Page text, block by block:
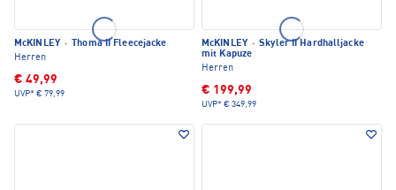
McKINLEY ·
Thoma II Fleecejacke
Herren
€ 49,99
UVP* € 79,99
McKINLEY · Skyler II Hardhalljacke
mit Kapuze
Herren
€ 199,99
UVP* € 349,99